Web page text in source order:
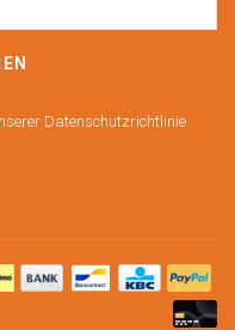
Datenschutzrichtlinie